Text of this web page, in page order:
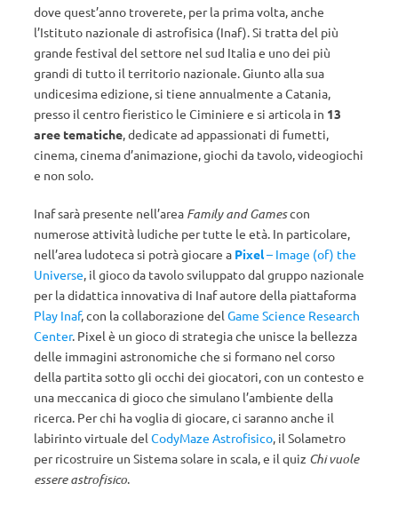
dove quest’anno troverete, per la prima volta, anche
l’Istituto nazionale di astrofisica (Inaf). Si tratta del più
grande festival del settore nel sud Italia e uno dei più
grandi di tutto il territorio nazionale. Giunto alla sua
undicesima edizione, si tiene annualmente a Catania,
presso il centro fieristico le Ciminiere e si articola in 13
aree tematiche, dedicate ad appassionati di fumetti,
cinema, cinema d’animazione, giochi da tavolo, videogiochi
e non solo.
Inaf sarà presente nell’area Family and Gamescon
numerose attività ludiche per tutte le età. In particolare,
nell’area ludoteca si potrà giocare a Pixel– Image (of) the
Universe, il gioco da tavolo sviluppato dal gruppo nazionale
per la didattica innovativa di Inaf autore della piattaforma
Play Inaf, con la collaborazione del Game Science Research
Center. Pixel è un gioco di strategia che unisce la bellezza
delle immagini astronomiche che si formano nel corso
della partita sotto gli occhi dei giocatori, con un contesto e
una meccanica di gioco che simulano l’ambiente della
ricerca. Per chi ha voglia di giocare, ci saranno anche il
labirinto virtuale del CodyMaze Astrofisico, il Solametro
per ricostruire un Sistema solare in scala, e il quiz Chi vuole
essere astrofisico.